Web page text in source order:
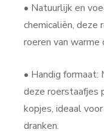
• Natuurlijk en
chemicaliën,
roeren van
• Handig
deze roerstaafjes
kopjes, ideaal
dranken.